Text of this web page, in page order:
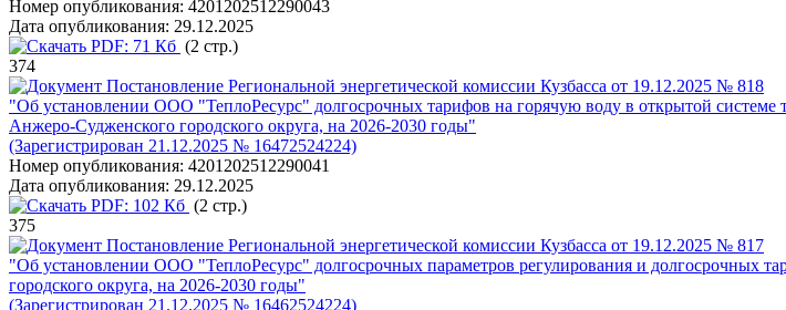
Номер опубликования: 4201202512290043
Дата опубликования: 29.12.2025
PDF: 71 Кб (2 стр.)
374
Постановление Региональной энергетической комиссии Кузбасса от 19.12.2025 № 818
"Об установлении ООО "ТеплоРесурс" долгосрочных тарифов на горячую воду в открытой системе
Анжеро-Судженского городского округа, на 2026-2030 годы"
(Зарегистрирован 21.12.2025 № 16472524224)
Номер опубликования: 4201202512290041
Дата опубликования: 29.12.2025
PDF: 102 Кб (2 стр.)
375
Постановление Региональной энергетической комиссии Кузбасса от 19.12.2025 № 817
"Об установлении ООО "ТеплоРесурс" долгосрочных параметров регулирования и долгосрочных
городского округа, на 2026-2030 годы"
(Зарегистрирован 21.12.2025 № 16462524224)